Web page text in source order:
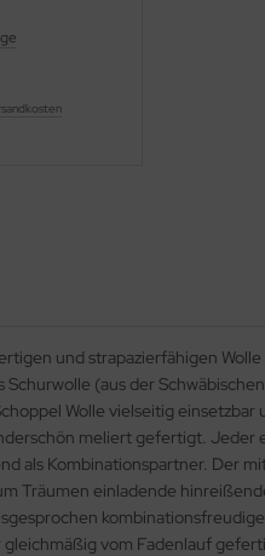
und strapazierfähigen
(aus der
Wolle vielseitig
meliert gefertigt. Jeder
als Kombinationspartner. Der
Träumen einladende
gleichmäßig vom Fadenlauf